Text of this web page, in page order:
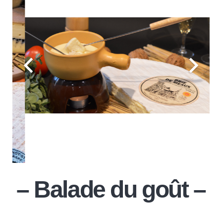
– Balade du goût –